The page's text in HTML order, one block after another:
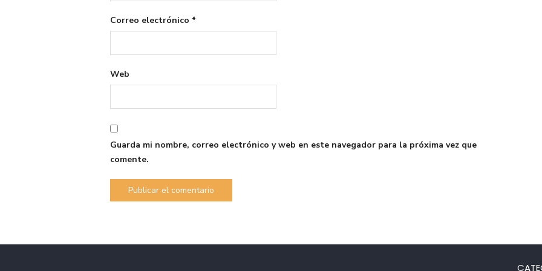
Correo electrónico *
Web
Guarda mi nombre, correo electrónico y web en este navegador para la próxima vez que
comente.